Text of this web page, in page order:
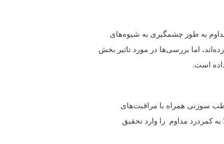
به طور چشمگیری به شیوه‌های
اما بررسی‌ها در مورد تاثیر بخش
است.
سوزنی همراه با مراقبت‌های
به كمردرد مداوم را وارد تحقیق